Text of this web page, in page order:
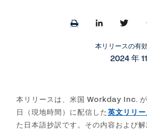
Print Share
LinkedIn
Share
本リリースの有
2024 年
本リリースは、米国 Workday Inc.
日（現地時間）に配信した英文リリー
た日本語抄訳です。その内容および